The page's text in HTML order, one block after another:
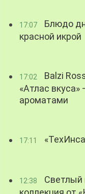
17:07
Блюдо
красной икрой
17:02
Balzi
«Атлас
ароматами
17:11
12:38
Светлый